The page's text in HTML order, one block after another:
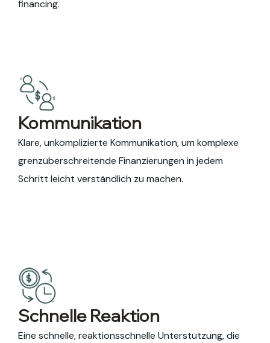
financing.
Kommunikation
Klare, unkomplizierte Kommunikation, um komplexe
grenzüberschreitende Finanzierungen in jedem
Schritt leicht verständlich zu machen.
Schnelle Reaktion
Eine schnelle, reaktionsschnelle Unterstützung, die